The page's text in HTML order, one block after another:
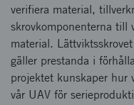
verifiera material,
skrovkomponenterna
material.
gäller prestanda i
projektet kunskaper hur
vår UAV för